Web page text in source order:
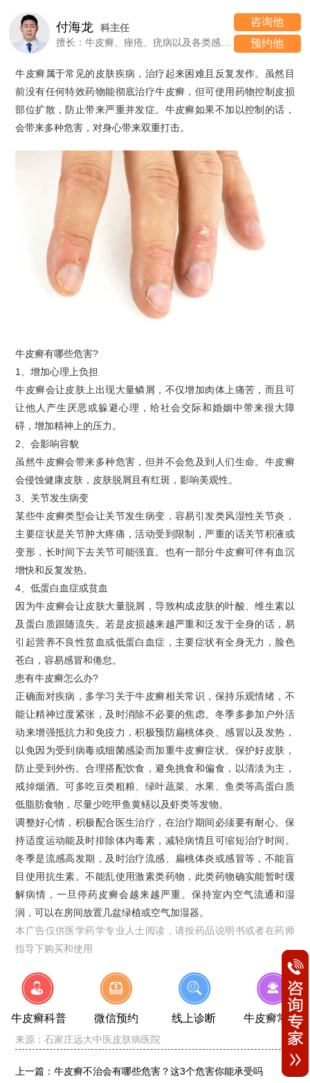
付海龙
科主任
擅长：牛皮癣、痤疮、疣病以及各类感染性、过敏性皮肤病
咨询他
预约他
牛皮癣属于常见的皮肤疾病，治疗起来困难且反复发作。虽然目
前没有任何特效药物能彻底治疗牛皮癣，但可使用药物控制皮损
部位扩散，防止带来严重并发症。牛皮癣如果不加以控制的话，
会带来多种危害，对身心带来双重打击。
牛皮癣有哪些危害?
1、增加心理上负担
牛皮癣会让皮肤上出现大量鳞屑，不仅增加肉体上痛苦，而且可
让他人产生厌恶或躲避心理，给社会交际和婚姻中带来很大障
碍，增加精神上的压力。
2、会影响容貌
虽然牛皮癣会带来多种危害，但并不会危及到人们生命。牛皮癣
会侵蚀健康皮肤，皮肤脱屑且有红斑，影响美观性。
3、关节发生病变
某些牛皮癣类型会让关节发生病变，容易引发类风湿性关节炎，
主要症状是关节肿大疼痛，活动受到限制，严重的话关节积液或
变形，长时间下去关节可能强直。也有一部分牛皮癣可伴有血沉
增快和反复发热。
4、低蛋白血症或贫血
因为牛皮癣会让皮肤大量脱屑，导致构成皮肤的叶酸、维生素以
及蛋白质跟随流失。若是皮损越来越严重和泛发于全身的话，易
引起营养不良性贫血或低蛋白血症，主要症状有全身无力，脸色
苍白，容易感冒和倦怠。
患有牛皮癣怎么办?
正确面对疾病，多学习关于牛皮癣相关常识，保持乐观情绪，不
能让精神过度紧张，及时消除不必要的焦虑。冬季多参加户外活
动来增强抵抗力和免疫力，积极预防扁桃体炎、感冒以及发热，
以免因为受到病毒或细菌感染而加重牛皮癣症状。保护好皮肤，
防止受到外伤。合理搭配饮食，避免挑食和偏食，以清淡为主，
戒掉烟酒。可多吃豆类粗粮、绿叶蔬菜、水果、鱼类等高蛋白质
低脂肪食物，尽量少吃甲鱼黄鳝以及虾类等发物。
调整好心情，积极配合医生治疗，在治疗期间必须要有耐心。保
持适度运动能及时排除体内毒素，减轻病情且可缩短治疗时间。
冬季是流感高发期，及时治疗流感、扁桃体炎或感冒等，不能盲
目使用抗生素。不能乱使用激素类药物，此类药物确实能暂时缓
解病情，一旦停药皮癣会越来越严重。保持室内空气流通和湿
润，可以在房间放置几盆绿植或空气加湿器。
本广告仅供医学药学专业人士阅读，请按药品说明书或者在药师
指导下购买和使用
牛皮癣科普 微信预约 线上诊断 牛皮癣常识
来源：石家庄远大中医皮肤病医院
上一篇：牛皮癣不治会有哪些危害？这3个危害你能承受吗